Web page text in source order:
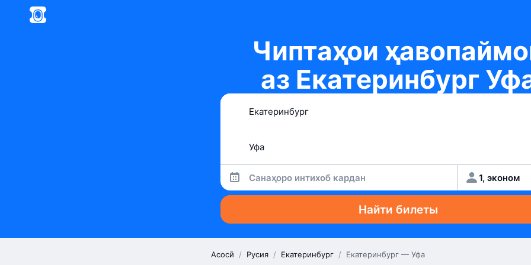
Чиптаҳои
аз Екатеринбург
Санаҳоро интихоб кардан 1, эконом
Найти билеты
Асосӣ / Русия / Екатеринбург / Екатеринбург — Уфа